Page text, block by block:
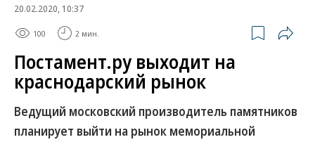
20.02.2020, 10:37
100 2 мин.
Постамент.ру выходит на
краснодарский рынок
Ведущий московский производитель памятников
планирует выйти на рынок мемориальной